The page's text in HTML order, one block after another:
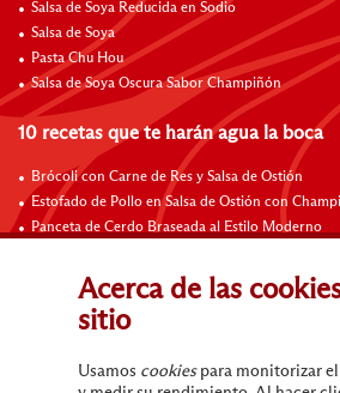
Salsa de Soya Reducida en Sodio
Salsa de Soya
Pasta Chu Hou
Salsa de Soya Oscura Sabor Champiñón
10 recetas que te harán agua la boca
Brócoli con Carne de Res y Salsa de Ostión
Estofado de Pollo en Salsa de Ostión con
Panceta de Cerdo Braseada al Estilo Moderno
Costillas de Cordero a la Sartén con Salsa de a
Carne de Res con Salsa de Frijoles Negros
Fajitas de Carne de Res con Salsa Hoisin
Carne de Res Sofrita con Espárragos
Acerca de las
sitio
Usamos cookiespara monitorizar